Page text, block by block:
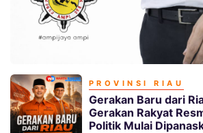
PROVINSI RIAU
Gerakan Baru dari
Gerakan Rakyat
Politik Mulai